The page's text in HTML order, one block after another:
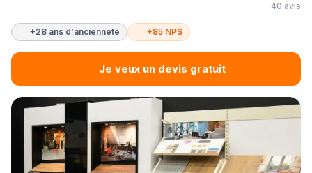
40 avis
+28 ans d'ancienneté +85 NPS
Je veux un devis gratuit